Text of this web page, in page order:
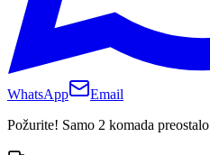
WhatsApp
Email
Požurite! Samo 2 komada preostalo